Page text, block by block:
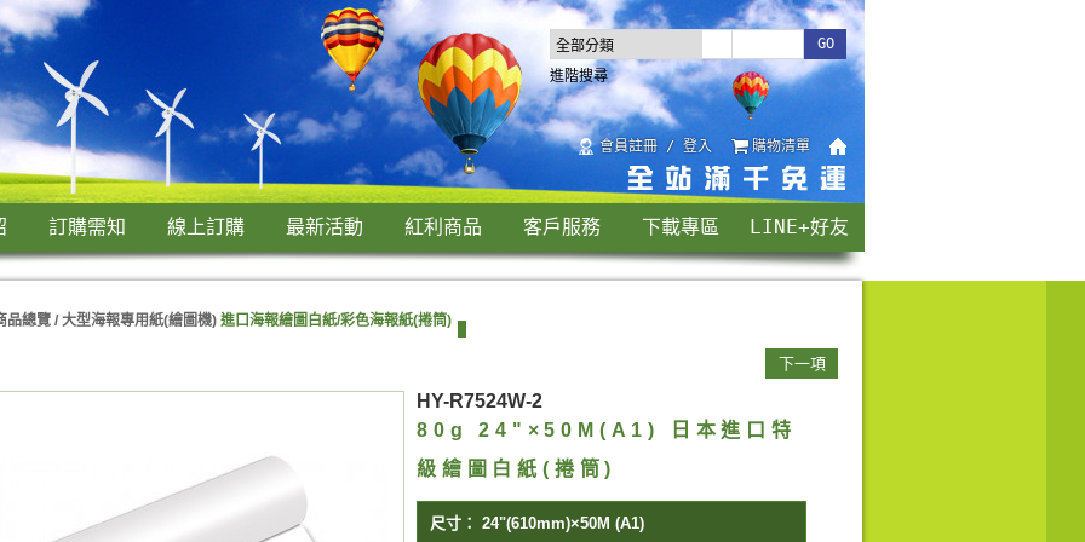
會員註冊 / 登入 購物清單
進階搜尋
訂購需知 線上訂購 最新活動 紅利商品 客戶服務 下載專區 LINE+好友
品總覽 / 大型海報專用紙(繪圖機) 進口海報繪圖白紙/彩色海報紙(捲筒)
下一項
HY-R7524W-2
80g 24"×50M(A1) 日本進口特
級繪圖白紙(捲筒)
尺寸： 24"(610mm)×50M (A1)